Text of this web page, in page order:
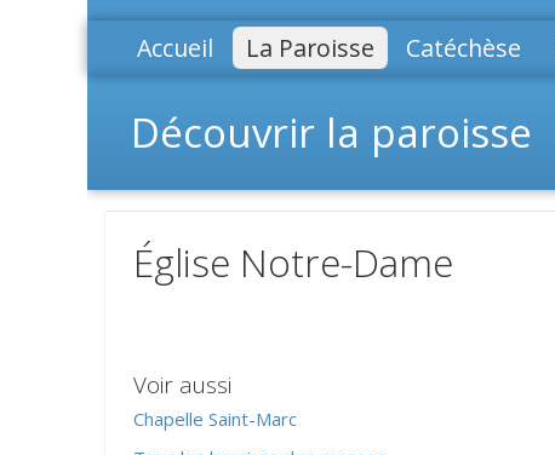
Accueil La Paroisse Catéchèse
Découvrir la paroisse
Église Notre-Dame
Voir aussi
Chapelle Saint-Marc